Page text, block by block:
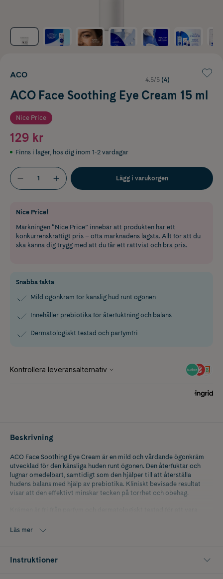
ACO
4.5/5 (4)
ACO Face Soothing Eye Cream 15 ml
Nice Price
129 kr
Finns i lager, hos dig inom 1-2 vardagar
Lägg i varukorgen
Nice Price!
Märkningen “Nice Price” innebär att produkten har ett
konkurrenskraftigt pris – ofta marknadens lägsta. Allt för att du
ska känna dig trygg med att du får ett rättvist och bra pris.
Snabba fakta
Mild ögonkräm för känslig hud runt ögonen
Innehåller prebiotika för återfuktning och balans
Dermatologiskt testad och parfymfri
Beskrivning
ACO Face Soothing Eye Cream är en mild och vårdande ögonkräm
utvecklad för den känsliga huden runt ögonen. Den återfuktar och
lugnar omedelbart, samtidigt som den hjälper till att återställa
hudens balans med hjälp av prebiotika. Kliniskt bevisade resultat
visar att den effektivt minskar tecken på torrhet och obehag.
pH säkerställs att hudens skyddande barriär bevaras, vilket gör den
stärker och skyddar hudbarriären.
Läs mer
Instruktioner